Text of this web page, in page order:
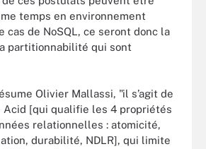
temps en environnement
cas de NoSQL, ce seront donc la
partitionnabilité qui sont
Olivier Mallassi, "il s’agit de
[qui qualifie les 4 propriétés
relationnelles : atomicité,
durabilité, NDLR], qui limite